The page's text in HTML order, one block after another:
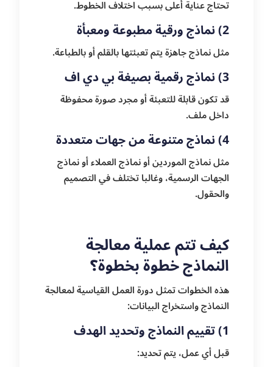
تحتاج عناية أعلى بسبب اختلاف الخطوط.
2) نماذج ورقية مطبوعة ومعبأة
مثل نماذج جاهزة يتم تعبئتها بالقلم أو بالطباعة.
3) نماذج رقمية بصيغة بي دي اف
قد تكون قابلة للتعبئة أو مجرد صورة محفوظة
داخل ملف.
4) نماذج متنوعة من جهات متعددة
مثل نماذج الموردين أو نماذج العملاء أو نماذج
الجهات الرسمية، وغالبا تختلف في التصميم
والحقول.
كيف تتم عملية معالجة
النماذج خطوة بخطوة؟
هذه الخطوات تمثل دورة العمل القياسية لمعالجة
النماذج واستخراج البيانات:
1) تقييم النماذج وتحديد الهدف
قبل أي عمل، يتم تحديد: